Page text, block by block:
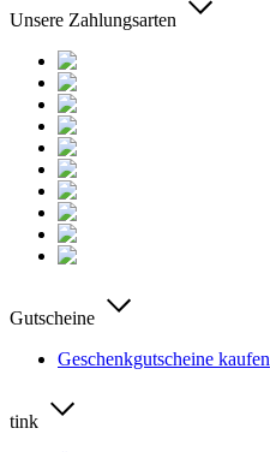
Unsere Zahlungsarten
Gutscheine
Geschenkgutscheine kaufen
tink